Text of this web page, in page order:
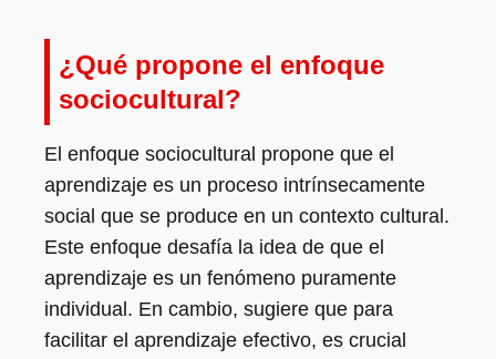
¿Qué propone el enfoque
sociocultural?
El enfoque sociocultural propone que el
aprendizaje es un proceso intrínsecamente
social que se produce en un contexto cultural.
Este enfoque desafía la idea de que el
aprendizaje es un fenómeno puramente
individual. En cambio, sugiere que para
facilitar el aprendizaje efectivo, es crucial